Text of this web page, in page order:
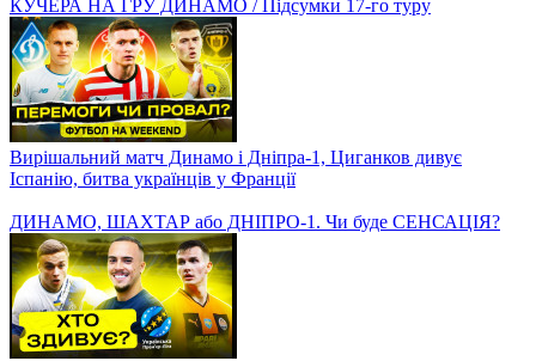
Помилки суддів, втрата лідерства Дніпром-1/ РЕАКЦІЯ
КУЧЕРА НА ГРУ ДИНАМО / Підсумки 17-го туру
Вирішальний матч Динамо і Дніпра-1, Циганков дивує
Іспанію, битва українців у Франції